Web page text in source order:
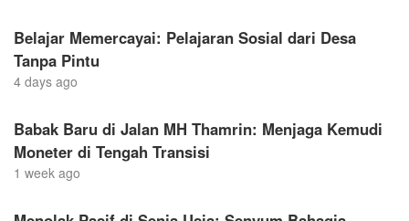
Belajar Memercayai: Pelajaran Sosial dari Desa
Tanpa Pintu
4 days ago
Babak Baru di Jalan MH Thamrin: Menjaga Kemudi
Moneter di Tengah Transisi
1 week ago